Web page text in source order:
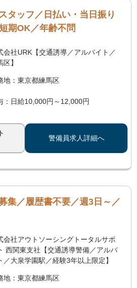
タッフ／日払い・当日振り
期OK／年齢不問
会社URK【交通誘導／アルバイト／
区】
地：東京都練馬区
：日給10,000円～12,000円
警備員求人詳細へ
集／履歴書不要／週3日～／
会社アウトソーシングトータルサポ
西関東支社【交通誘導警備／アルバ
／大泉学園駅／経験3年以上限定】
地：東京都練馬区